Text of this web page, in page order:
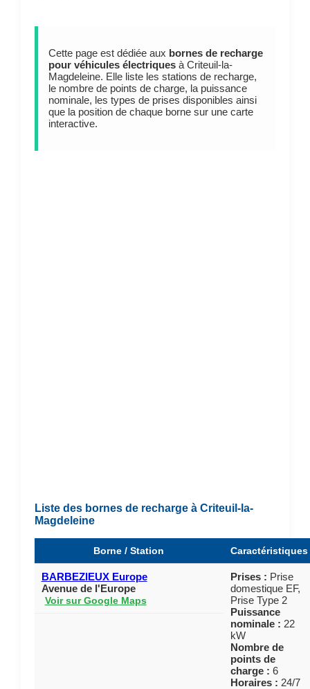
Cette page est dédiée aux bornes de recharge
pour véhicules électriquesà Criteuil-la-
Magdeleine. Elle liste les stations de recharge,
le nombre de points de charge, la puissance
nominale, les types de prises disponibles ainsi
que la position de chaque borne sur une carte
interactive.
Liste des bornes de recharge à Criteuil-la-
Magdeleine
Borne / Station Caractéristiques
BARBEZIEUX Europe
Avenue de l'Europe
Voir sur Google Maps
Prises : Prise
domestique EF,
Prise Type 2
Puissance
nominale : 22
kW
Nombre de
points de
charge : 6
Horaires : 24/7